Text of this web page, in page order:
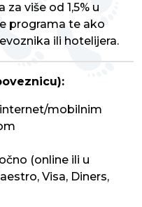
više od 1,5% u
programa te ako
ili hotelijera.
mobilnim
(online ili u
Visa, Diners,